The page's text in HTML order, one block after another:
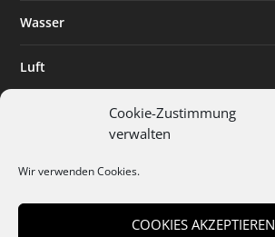
Cookie-Zustimmung
verwalten
Wir verwenden Cookies.
COOKIES AKZEPTIEREN
Wasser
Luft
Digitalisierung